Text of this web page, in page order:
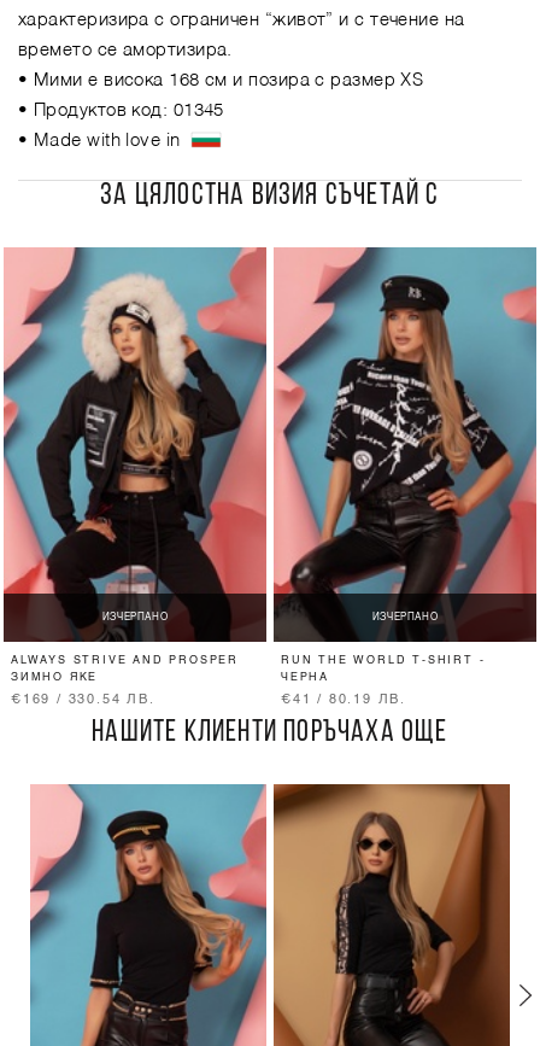
характеризира с ограничен “живот” и с течение на
времето се амортизира.
• Мими е висока 168 см и позира с размер XS
• Продуктов код: 01345
• Made with love in
ЗА ЦЯЛОСТНА ВИЗИЯ СЪЧЕТАЙ С
ИЗЧЕРПАНО
ALWAYS STRIVE AND PROSPER
ЗИМНО ЯКЕ
€169 / 330.54 ЛВ.
ИЗЧЕРПАНО
RUN THE WORLD T-SHIRT -
ЧЕРНА
€41 / 80.19 ЛВ.
НАШИТЕ КЛИЕНТИ ПОРЪЧАХА ОЩЕ